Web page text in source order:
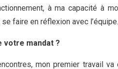
à ma capacité à
faire en réflexion avec l’équipe.
votre mandat ?
mon premier travail